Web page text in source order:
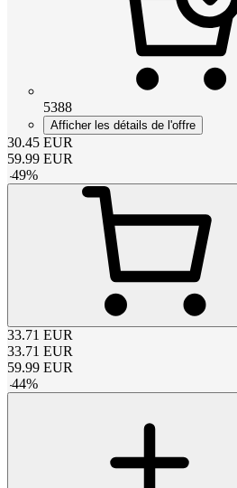
5388
Afficher les détails de l'offre
30.45 EUR
59.99 EUR
-49%
33.71 EUR
33.71 EUR
59.99 EUR
-44%